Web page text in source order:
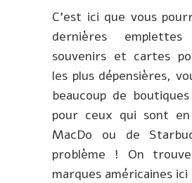
C’est ici que vous
dernières
souvenirs et cartes
les plus dépensières,
beaucoup de
pour ceux qui sont
MacDo ou de
problème ! On
marques américaines